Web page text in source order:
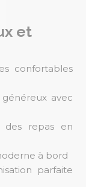
et
confortables
avec
des repas en
à bord
parfaite